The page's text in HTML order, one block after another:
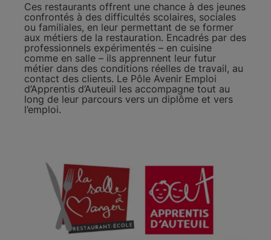
Ces restaurants offrent une chance à des jeunes
confrontés à des difficultés scolaires, sociales
ou familiales, en leur permettant de se former
aux métiers de la restauration. Encadrés par des
professionnels expérimentés – en cuisine
comme en salle – ils apprennent leur futur
métier dans des conditions réelles de travail, au
contact des clients. Le Pôle Avenir Emploi
d’Apprentis d’Auteuil les accompagne tout au
long de leur parcours vers un diplôme et vers
l’emploi.